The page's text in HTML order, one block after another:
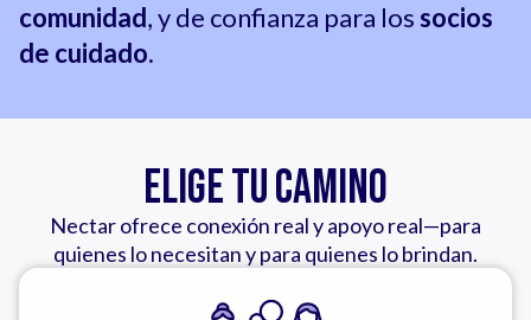
comunidad, y de confianza para lossocios
de cuidado.
Elige tu Camino
Nectar ofrece conexión real y apoyo real—para
quienes lo necesitan y para quienes lo brindan.